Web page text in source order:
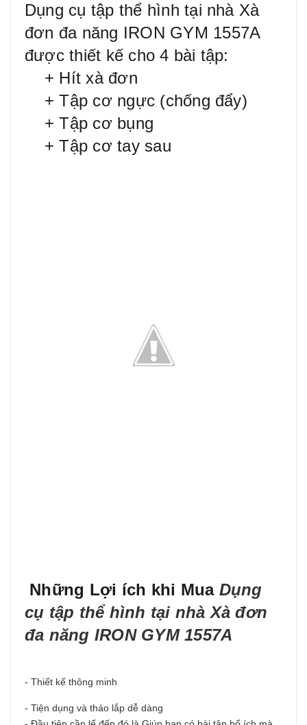
Dụng cụ tập thể hình tại nhà Xà
đơn đa năng IRON GYM 1557A
được thiết kế cho 4 bài tập:
+ Hít xà đơn
+ Tập cơ ngực (chống đẩy)
+ Tập cơ bụng
+ Tập cơ tay sau
Những Lợi ích khi Mua Dụng
cụ tập thể hình tại nhà Xà đơn
đa năng IRON GYM 1557A
- Thiết kế thông minh
- Tiện dụng và tháo lắp dễ dàng